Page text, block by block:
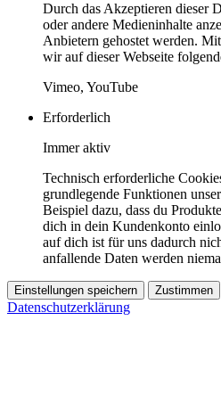
Durch das Akzeptieren dieser
oder andere Medieninhalte
Anbietern gehostet werden.
wir auf dieser Webseite
Vimeo, YouTube
Erforderlich
Immer aktiv
Technisch erforderliche
grundlegende Funktionen
Beispiel dazu, dass du
dich in dein Kundenkonto
auf dich ist für uns dadurch
anfallende Daten werden
Einstellungen speichern Zustimmen
Datenschutzerklärung